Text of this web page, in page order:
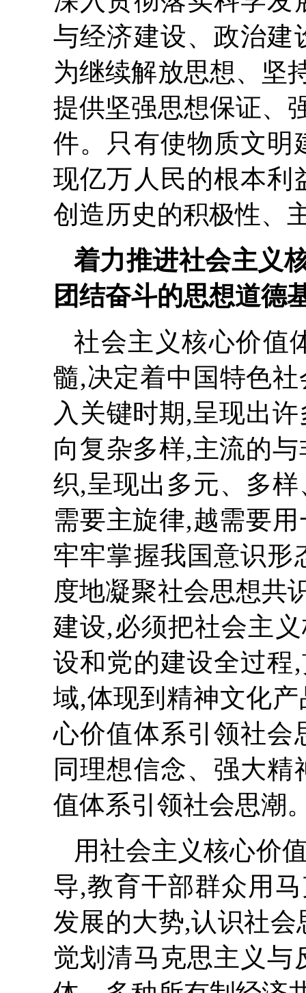
与经济建设、政治建
为继续解放思想、坚
提供坚强思想保证、
件。只有使物质文明
现亿万人民的根本利
创造历史的积极性、
着力推进社会主义
团结奋斗的思想道德
社会主义核心价值
髓,决定着中国特色
入关键时期,呈现出
向复杂多样,主流的
织,呈现出多元、多
需要主旋律,越需要
牢牢掌握我国意识形
度地凝聚社会思想共
建设,必须把社会主
设和党的建设全过程
域,体现到精神文化
心价值体系引领社会
同理想信念、强大
值体系引领社会思潮
用社会主义核心价
导,教育干部群众用
发展的大势,认识社
觉划清马克思主义与